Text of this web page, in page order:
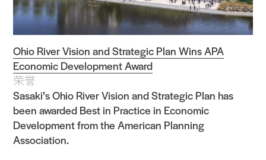
Ohio River Vision and Strategic Plan Wins APA
Economic Development Award
荣誉
Sasaki’s Ohio River Vision and Strategic Plan has
been awarded Best in Practice in Economic
Development from the American Planning
Association.